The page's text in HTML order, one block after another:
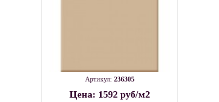
Артикул: 236305
Цена: 1592 руб/м2